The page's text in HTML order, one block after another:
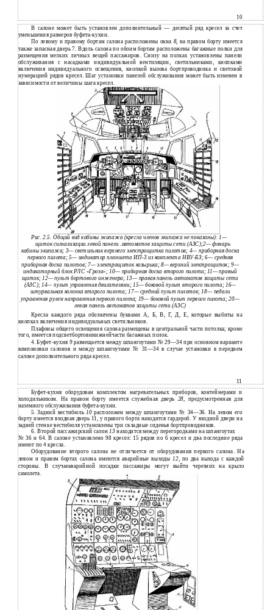
10
В салоне может быть установлен дополнительный — десятый ряд кресел за счет
уменьшения размеров буфета-кухни.
По левому и правому бортам салона расположены окна 8, на правом борту имеется
также запасная дверь 7. Вдоль салона по обоим бортам расположены багажные полки для
размещения мелких личных вещей пассажиров. Снизу на полках установлены панели
обслуживания с насадками индивидуальной вентиляции, светильниками, кнопками
включения индивидуального освещения, кнопкой вызова бортпроводника и световой
нумерацией рядов кресел. Шаг установки панелей обслуживания может быть изменен в
зависимости от величины шага кресел.
Рис. 2.5. Общий вид кабины экипажа (кресла членов экипажа не показаны): 1—
щиток сигнализации левой панели .автоматов защиты сети (АЗС);2— фонарь
кабины экипажа; 3— светильник верхнего электрощитка пилотов; 4— приборная доска
первого пилота; 5— индикатор планшета ИП-3 из комплекта НВУ-БЗ; 6— средняя
приборная доска пилотов; 7— электрощиток козырька; 8— верхний электрощиток; 9—
индикаторный блок РЛС «Гроза»; 10— приборная доска второго пилота; 11— правый
щиток; 12— пульт бортового инженера; 13— правая панель автоматов защиты сети
(АЗС); 14— пульт управления двигателями; 15— боковой пульт второго пилота; 16—
штурвальная колонка второго пилота; 17— средний пульт пилотов; 18— педали
управления рулем направления первого пилота; 19— боковой пульт первого пилота; 20—
левая панель автоматов защиты сети (АЗС)
Кресла каждого ряда обозначены буквами А, Б, В, Г, Д, Е, которые выбиты на
кнопках включения индивидуальных светильников.
Плафоны общего освещения салона размещены в центральной части потолка; кроме
того, имеется подсветбортовинижнейчасти багажных полок.
4. Буфет-кухня 9размещается между шпангоутами № 29—34 при основном варианте
компоновки салонов и между шпангоутами № 31—34 в случае установки в переднем
салоне дополнительного ряда кресел.
11
Буфет-кухня оборудован комплектом нагревательных приборов, контейнерами и
холодильником. На правом борту имеется служебная дверь 28, предусмотренная для
наземного обслуживания буфета-кухни.
5.
Задний вестибюль 10расположен между шпангоутами № 34—36. На левом его
борту имеется входная дверь 11, у правого борта находится гардероб. У входной двери на
задней стенке вестибюля установлены три складные сиденья бортпроводников.
6. Второй пассажирский салон13находится между перегородками на шпангоутах
№ 36 и 64. В салоне установлено 98 кресел: 15 рядов по 6 кресел и два последние ряда
имеют по 4 кресла.
Оборудование второго салона не отличается от оборудования первого салона. На
левом и правом бортах салона имеются аварийные выходы12, по два выхода с каждой
стороны. В случаеаварийной посадки пассажиры могут выйти черезних на крыло
самолета.